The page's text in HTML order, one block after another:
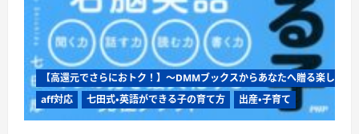
【高還元でさらにおトク！】〜DMMブックスからあなたへ贈る楽しさ満
aff対応
七田式・英語ができる子の育て方 出産・子育て